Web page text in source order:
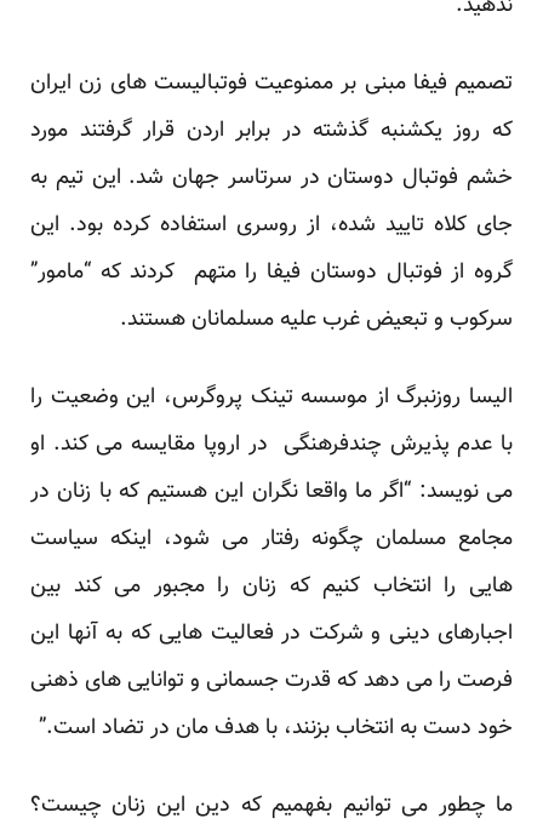
تصمیم فیفا مبنی بر ممنوعیت فوتبالیست های زن ایران
که روز یکشنبه گذشته در برابر اردن قرار گرفتند مورد
خشم فوتبال دوستان در سرتاسر جهان شد. این تیم به
جای کلاه تایید شده، از روسری استفاده کرده بود. این
گروه از فوتبال دوستان فیفا را متهم کردند که “مامور”
سرکوب و تبعیض غرب علیه مسلمانان هستند.
الیسا روزنبرگ از موسسه تینک پروگرس، این وضعیت را
با عدم پذیرش چندفرهنگی در اروپا مقایسه می کند. او
می نویسد: “اگر ما واقعا نگران این هستیم که با زنان در
مجامع مسلمان چگونه رفتار می شود، اینکه سیاست
هایی را انتخاب کنیم که زنان را مجبور می کند بین
اجبارهای دینی و شرکت در فعالیت هایی که به آنها این
فرصت را می دهد که قدرت جسمانی و توانایی های ذهنی
خود دست به انتخاب بزنند، با هدف مان در تضاد است.”
ما چطور می توانیم بفهمیم که دین این زنان چیست؟